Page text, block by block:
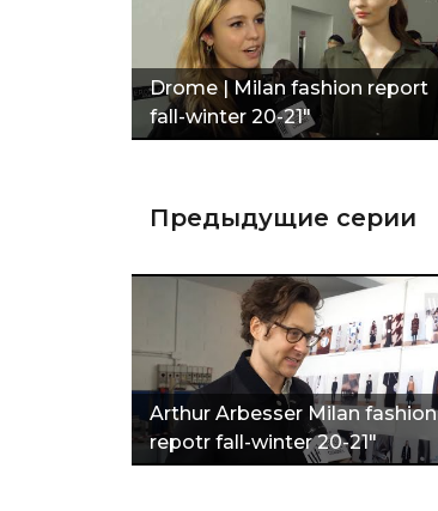
Drome | Milan fashion report
fall-winter 20-21"
Предыдущие серии
Arthur Arbesser Milan fashion
repotr fall-winter 20-21"